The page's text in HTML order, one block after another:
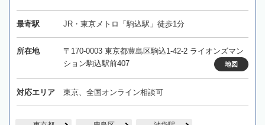
最寄駅 JR・東京メトロ「駒込駅」徒歩1分
所在地
〒170-0003 東京都豊島区駒込1-42-2 ライオンズマン
ション駒込駅前407
地図
対応エリア 東京、全国オンライン相談可